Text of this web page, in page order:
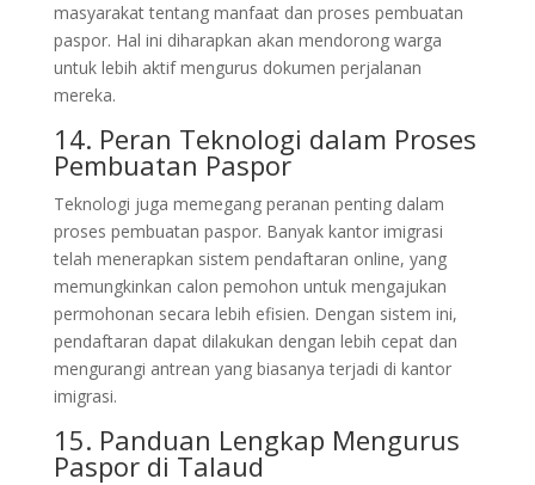
masyarakat tentang manfaat dan proses pembuatan
paspor. Hal ini diharapkan akan mendorong warga
untuk lebih aktif mengurus dokumen perjalanan
mereka.
14. Peran Teknologi dalam Proses
Pembuatan Paspor
Teknologi juga memegang peranan penting dalam
proses pembuatan paspor. Banyak kantor imigrasi
telah menerapkan sistem pendaftaran online, yang
memungkinkan calon pemohon untuk mengajukan
permohonan secara lebih efisien. Dengan sistem ini,
pendaftaran dapat dilakukan dengan lebih cepat dan
mengurangi antrean yang biasanya terjadi di kantor
imigrasi.
15. Panduan Lengkap Mengurus
Paspor di Talaud